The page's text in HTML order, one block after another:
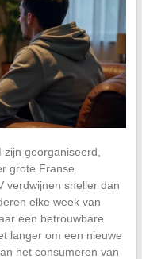
georganiseerd,
grote Franse
verdwijnen sneller dan
elke week van
een betrouwbare
langer om een nieuwe
het consumeren van